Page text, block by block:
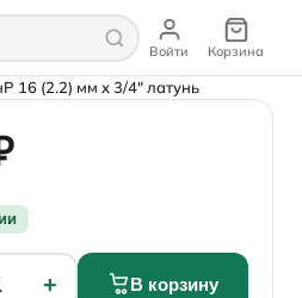
Войти Корзина
16 (2.2) мм х 3/4" латунь
+ В корзину